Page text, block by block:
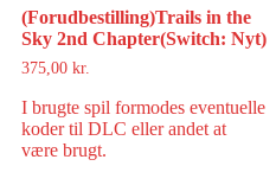
(Forudbestilling)Trails in the
Sky 2nd Chapter(Switch: Nyt)
375,00 kr.
I brugte spil formodes eventuelle
koder til DLC eller andet at
være brugt.